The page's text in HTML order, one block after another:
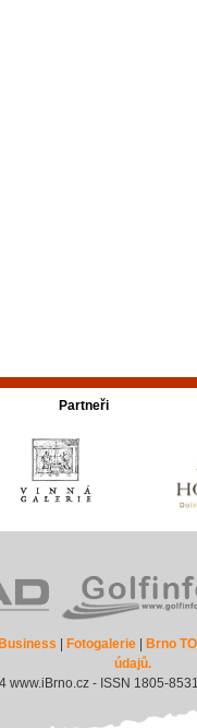
Partneři
Fotogalerie| Brno
údajů.
www.iBrno.cz - ISSN 1805-